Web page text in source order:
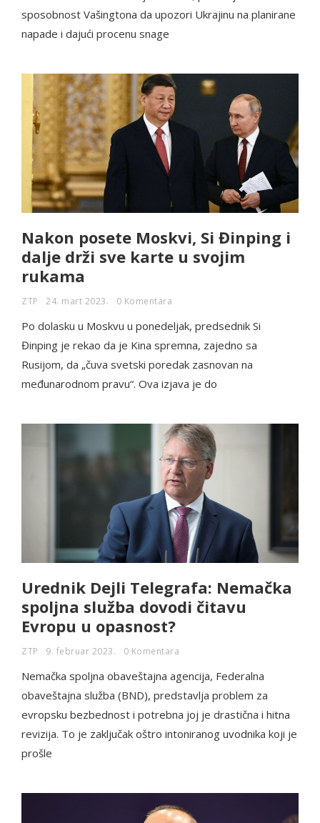
sposobnost Vašingtona da upozori Ukrajinu na planirane
napade i dajući procenu snage
Nakon posete Moskvi, Si Đinping i
dalje drži sve karte u svojim
rukama
ZTP 24. mart 2023. 0 Komentara
Po dolasku u Moskvu u ponedeljak, predsednik Si
Đinping je rekao da je Kina spremna, zajedno sa
Rusijom, da „čuva svetski poredak zasnovan na
međunarodnom pravu“. Ova izjava je do
Urednik Dejli Telegrafa: Nemačka
spoljna služba dovodi čitavu
Evropu u opasnost?
ZTP 9. februar 2023. 0 Komentara
Nemačka spoljna obaveštajna agencija, Federalna
obaveštajna služba (BND), predstavlja problem za
evropsku bezbednost i potrebna joj je drastična i hitna
revizija. To je zaključak oštro intoniranog uvodnika koji je
prošle